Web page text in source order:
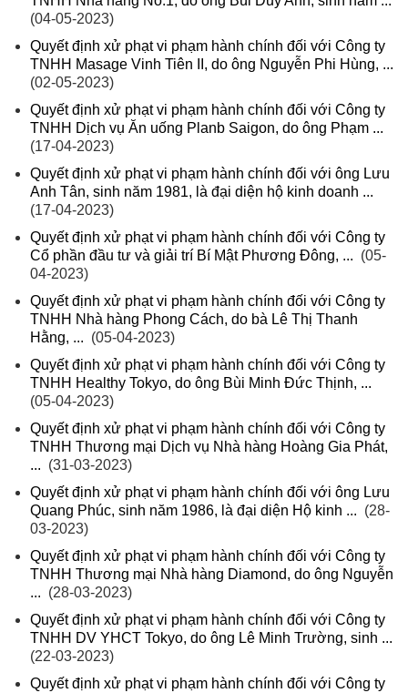
(04-05-2023)
Quyết định xử phạt vi phạm hành chính đối với Công ty
TNHH Masage Vinh Tiên II, do ông Nguyễn Phi Hùng, ...
(02-05-2023)
Quyết định xử phạt vi phạm hành chính đối với Công ty
TNHH Dịch vụ Ăn uống Planb Saigon, do ông Phạm ...
(17-04-2023)
Quyết định xử phạt vi phạm hành chính đối với ông Lưu
Anh Tân, sinh năm 1981, là đại diện hộ kinh doanh ...
(17-04-2023)
Quyết định xử phạt vi phạm hành chính đối với Công ty
Cổ phần đầu tư và giải trí Bí Mật Phương Đông, ... (05-
04-2023)
Quyết định xử phạt vi phạm hành chính đối với Công ty
TNHH Nhà hàng Phong Cách, do bà Lê Thị Thanh
Hằng, ... (05-04-2023)
Quyết định xử phạt vi phạm hành chính đối với Công ty
TNHH Healthy Tokyo, do ông Bùi Minh Đức Thịnh, ...
(05-04-2023)
Quyết định xử phạt vi phạm hành chính đối với Công ty
TNHH Thương mại Dịch vụ Nhà hàng Hoàng Gia Phát,
... (31-03-2023)
Quyết định xử phạt vi phạm hành chính đối với ông Lưu
Quang Phúc, sinh năm 1986, là đại diện Hộ kinh ... (28-
03-2023)
Quyết định xử phạt vi phạm hành chính đối với Công ty
TNHH Thương mại Nhà hàng Diamond, do ông Nguyễn
... (28-03-2023)
Quyết định xử phạt vi phạm hành chính đối với Công ty
TNHH DV YHCT Tokyo, do ông Lê Minh Trường, sinh ...
(22-03-2023)
Quyết định xử phạt vi phạm hành chính đối với Công ty